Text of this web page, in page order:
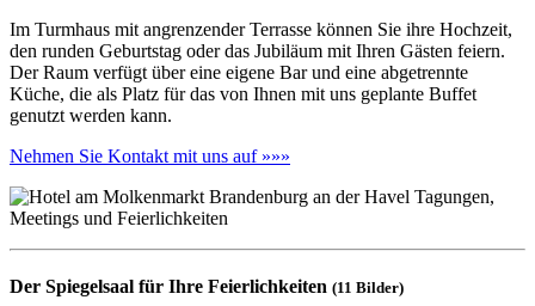
Im Turmhaus mit angrenzender Terrasse können Sie ihre Hochzeit,
den runden Geburtstag oder das Jubiläum mit Ihren Gästen feiern.
Der Raum verfügt über eine eigene Bar und eine abgetrennte
Küche, die als Platz für das von Ihnen mit uns geplante Buffet
genutzt werden kann.
Nehmen Sie Kontakt mit uns auf »»»
Der Spiegelsaal für Ihre Feierlichkeiten (11 Bilder)